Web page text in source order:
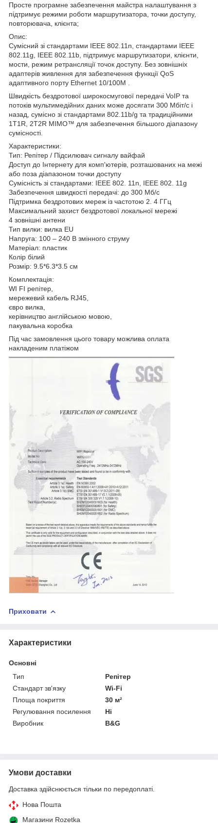
Просте програмне забезпечення майстра налаштування з
підтримує режими роботи маршрутизатора, точки доступу,
повторювача, клієнта;
Опис:
Сумісний зі стандартами IEEE 802.11n, стандартами IEEE
802.11g, IEEE 802.11b, підтримує маршрутизатори, клієнти,
мости, режим ретрансляції точок доступу. Без зовнішніх
адаптерів живлення для забезпечення функції QoS
адаптивного порту Ethernet 10/100M .
Швидкість бездротової широкосмугової передачі VoIP та
потоків мультимедійних даних може досягати 300 Мбіт/с і
назад, сумісно зі стандартами 802.11b/g та традиційними
1T1R, 2T2R MIMO™ для забезпечення більшого діапазону
сумісності.
Характеристики:
Тип: Репітер / Підсилювач сигналу вайфай
Доступ до Інтернету для комп'ютерів, розташованих на межі
або поза діапазоном точки доступу
Сумісність зі стандартами: IEEE 802. 11n, IEEE 802. 11g
Забезпечення швидкості передачі: до 300 Мб/с
Підтримка бездротових мереж із частотою 2. 4 ГГц
Максимальний захист бездротової локальної мережі
4 зовнішні антени
Тип вилки: вилка EU
Напруга: 100 – 240 В змінного струму
Матеріал: пластик
Колір білий
Розмір: 9.5*6.3*3.5 см
Комплектація:
WI FI репітер,
мережевий кабель RJ45,
євро вилка,
керівництво англійською мовою,
пакувальна коробка
Під час замовлення цього товару можлива оплата
накладеним платіжом
Приховати
Характеристики
Основні
Тип
Репітер
Стандарт зв'язку
Wi-Fi
Площа покриття
30 м²
Регулювання посилення
Ні
Виробник
B&G
Умови доставки
Доставка здійснюється тільки по передоплаті.
Нова Пошта
Магазини Rozetka